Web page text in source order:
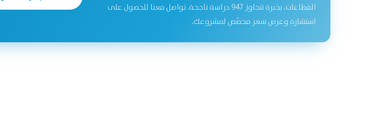
القطاعات، بخبرة تتجاوز 947 دراسة ناجحة. تواصل معنا للحصول على
استشارة وعرض سعر مخصّص لمشروعك.